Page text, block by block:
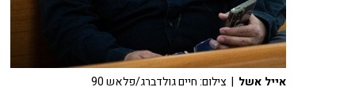
אייל אשל | צילום: חיים גולדברג/פלאש 90